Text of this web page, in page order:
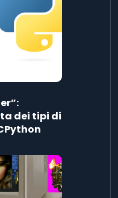
dei tipi di